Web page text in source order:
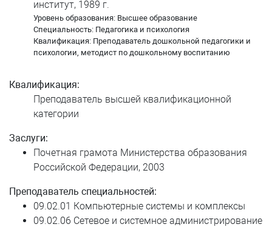
Ситчихин Николай Александрович
Соколова Ольга Васильевна
Сулейманов Эдуард Юнаевич
Федосеев Данил Александрович
Чебан Жанна Владимировна
Черняк Елена Акдасовна
Чуклинова Ирина Сергеевна
институт, 1989 г.
Уровень образования: Высшее образование
Специальность: Педагогика и психология
Квалификация: Преподаватель дошкольной педагогики и
психологии, методист по дошкольному воспитанию
Квалификация:
Преподаватель высшей квалификационной
категории
Заслуги:
Почетная грамота Министерства образования
Российской Федерации, 2003
Преподаватель специальностей:
09.02.01 Компьютерные системы и комплексы
09.02.06 Сетевое и системное администрирование